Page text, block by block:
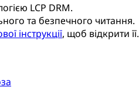
LCP DRM.
та безпечного читання.
інструкції, щоб відкрити її.